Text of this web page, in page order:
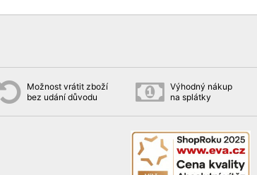
Možnost vrátit zboží
bez udání důvodu
Výhodný nákup
na splátky